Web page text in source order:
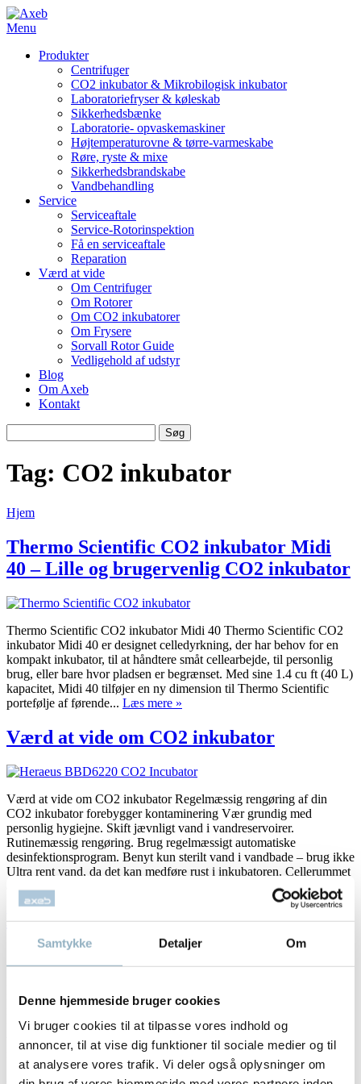
Samtykke Detaljer Om
Denne hjemmeside bruger cookies
Vi bruger cookies til at tilpasse vores indhold og
annoncer, til at vise dig funktioner til sociale medier og til
at analysere vores trafik. Vi deler også oplysninger om
Menu
Produkter
Centrifuger
CO2 inkubator & Mikrobilogisk inkubator
Laboratoriefryser & køleskab
Sikkerhedsbænke
Laboratorie- opvaskemaskiner
Højtemperaturovne & tørre-varmeskabe
Røre, ryste & mixe
Sikkerhedsbrandskabe
Vandbehandling
Service
Serviceaftale
Service-Rotorinspektion
Få en serviceaftale
Reparation
Værd at vide
Om Centrifuger
Om Rotorer
Om CO2 inkubatorer
Om Frysere
Sorvall Rotor Guide
Vedligehold af udstyr
Blog
Om Axeb
Kontakt
efter
Søg
Tag: CO2 inkubator
Hjem
Thermo Scientific CO2 inkubator Midi
40 – Lille og brugervenlig CO2 inkubator
Thermo Scientific CO2 inkubator Midi 40 Thermo Scientific CO2
inkubator Midi 40 er designet celledyrkning, der har behov for en
kompakt inkubator, til at håndtere småt cellearbejde, til personlig
brug, eller bare hvor pladsen er begrænset. Med sine 1.4 cu ft (40 L)
kapacitet, Midi 40 tilføjer en ny dimension til Thermo Scientific
portefølje af førende... Læs mere »
Værd at vide om CO2 inkubator
Værd at vide om CO2 inkubator Regelmæssig rengøring af din
CO2 inkubator forebygger kontaminering Vær grundig med
personlig hygiejne. Skift jævnligt vand i vandreservoirer.
Rutinemæssig rengøring. Brug regelmæssigt automatiske
desinfektionsprogram. Benyt kun sterilt vand i vandbade – brug ikke
Ultra rent vand, da det kan medføre rust i inkubatoren. Cellerummet
HeraCell VIOS CO2 inkubator
repræsenterer en ny æra i avanceret design for inkubatorer til arbejde
med stamceller & primærceller cellelinie inden for forskning samt
farmaceutiske og kliniske anvendelser. Gennem en holistisk tilgang
til dyrkning tilbyder den nye serie alt det, du har behov for til dine
mest krævende og kritiske applikationer. De...Læs mere »